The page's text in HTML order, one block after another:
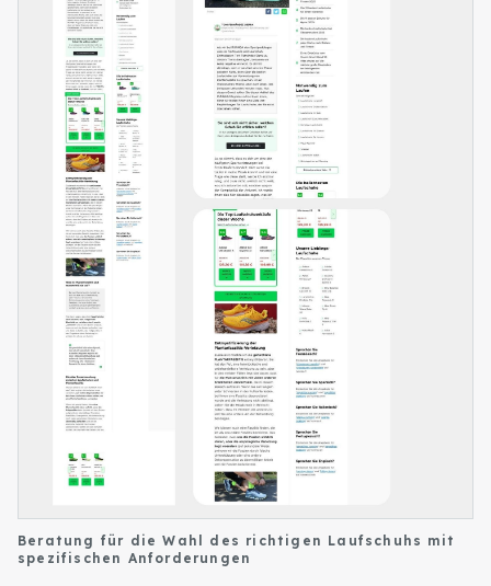
Beratung für die Wahl des richtigen Laufschuhs mit
spezifischen Anforderungen